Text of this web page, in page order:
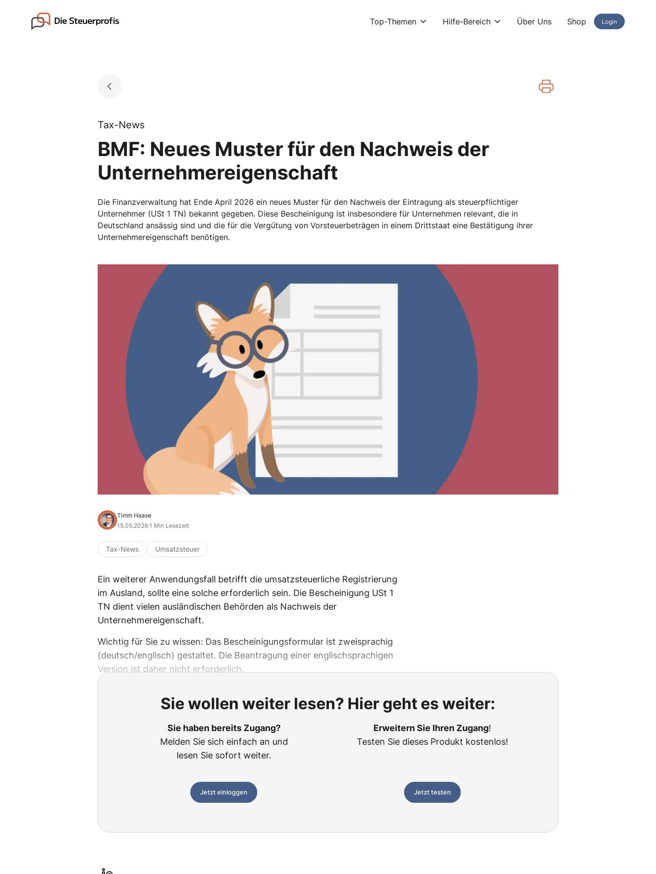
Go to landing page. Top-Themen Hilfe-Bereich Über Uns Shop Login
Tax-News
BMF: Neues Muster für den Nachweis der
Unternehmereigenschaft
Die Finanzverwaltung hat Ende April 2026 ein neues Muster für den Nachweis der Eintragung als steuerpflichtiger
Unternehmer (USt 1 TN) bekannt gegeben. Diese Bescheinigung ist insbesondere für Unternehmen relevant, die in
Deutschland ansässig sind und die für die Vergütung von Vorsteuerbeträgen in einem Drittstaat eine Bestätigung ihrer
Unternehmereigenschaft benötigen.
Timm Haase
15.05.2026·1 Min Lesezeit
Tax-News Umsatzsteuer
Ein weiterer Anwendungsfall betrifft die umsatzsteuerliche Registrierung
im Ausland, sollte eine solche erforderlich sein. Die Bescheinigung USt 1
TN dient vielen ausländischen Behörden als Nachweis der
Unternehmereigenschaft.
Wichtig für Sie zu wissen: Das Bescheinigungsformular ist zweisprachig
(deutsch/englisch) gestaltet. Die Beantragung einer englischsprachigen
Version ist daher nicht erforderlich.
Sie wollen weiter lesen? Hier geht es weiter:
Sie haben bereits Zugang?
Melden Sie sich einfach an und
lesen Sie sofort weiter.
Erweitern Sie Ihren Zugang!
Testen Sie dieses Produkt kostenlos!
Jetzt einloggen Jetzt testen